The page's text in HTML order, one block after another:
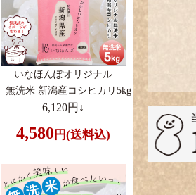
いなほんぽオリジナル
無洗米 新潟産コシヒカリ5kg
6,120円↓
4,580 円(送料込)